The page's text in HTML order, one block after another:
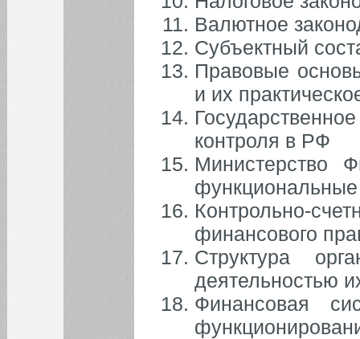
Валютное
Субъектный
Правовые
и их
контроля в РФ
Министерство
Контрольно-
финансового
Структура
деятельностью
Финансовая